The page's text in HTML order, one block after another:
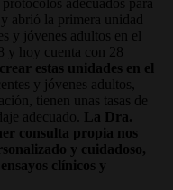
abrió la primera unidad
y jóvenes adultos en el
y hoy cuenta con 28
estas unidades en el
y jóvenes adultos,
tienen unas tasas de
adecuado.
La Dra.
consulta propia nos
y cuidadoso,
clínicos y